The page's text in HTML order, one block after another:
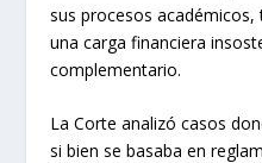
sus procesos
una carga financiera
complementario.
La Corte analizó casos
si bien se basaba en